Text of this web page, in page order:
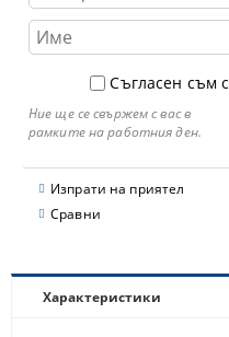
Съгласен съм с
Ние ще се свържем с вас в
рамките на работния ден.
Изпрати на приятел
Сравни
Характеристики